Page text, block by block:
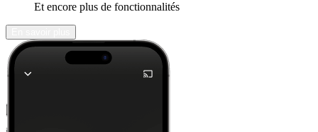
Et encore plus de fonctionnalités